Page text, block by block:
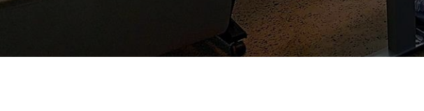
Structures
Infrastructures
Énergie
Sécurité et